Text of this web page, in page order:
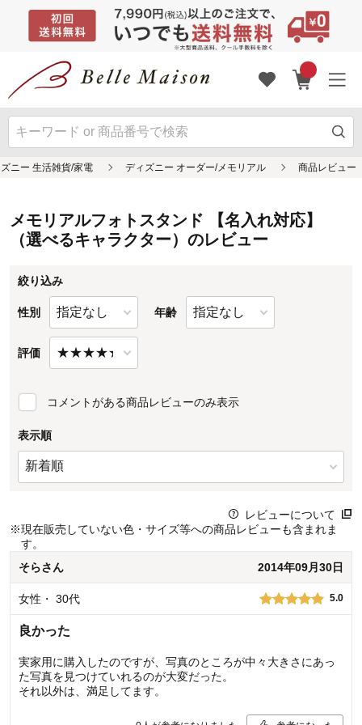
メモリアルフォトスタンド 【名入れ対応】
（選べるキャラクター）のレビュー
絞り込み
性別 年齢
評価
コメントがある商品レビューのみ表示
表示順
レビューについて
※現在販売していない色・サイズ等への商品レビューも含まれま
す。
そらさん 2014年09月30日
女性 ・ 30代 5.0
良かった
実家用に購入したのですが、写真のところが中々大きさにあっ
た写真を見つけていれるのが大変だった。
それ以外は、満足してます。